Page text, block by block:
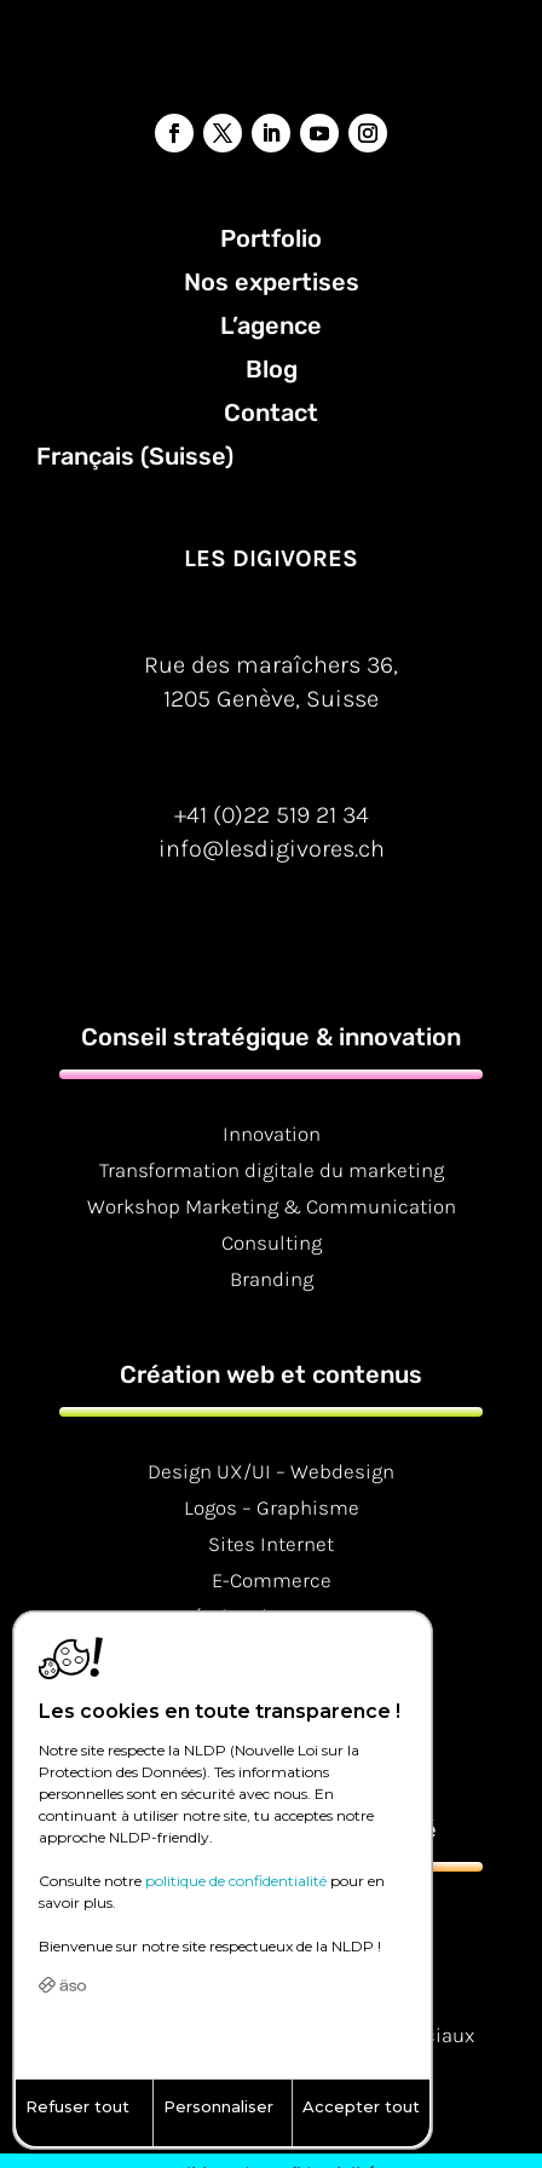
Les cookies en toute transparence !
Notre site respecte la NLDP (Nouvelle Loi sur la
Protection des Données). Tes informations
personnelles sont en sécurité avec nous. En
continuant à utiliser notre site, tu acceptes notre
approche NLDP-friendly.
Consulte notre politique de confidentialité pour en
savoir plus.
Bienvenue sur notre site respectueux de la NLDP !
Refuser tout Personnaliser Accepter tout
Portfolio
Nos expertises
L’agence
Blog
Contact
Français (Suisse)
LES DIGIVORES
Rue des maraîchers 36,
1205 Genève, Suisse
+41 (0)22 519 21 34
info@lesdigivores.ch
Conseil stratégique & innovation
Innovation
Transformation digitale du marketing
Workshop Marketing & Communication
Consulting
Branding
Création web et contenus
Design UX/UI – Webdesign
Logos – Graphisme
Sites Internet
E-Commerce
Création de contenus
Création de sites Internet à Genève
Création de sites Internet à Lausanne
Agence digitale en Valais
Marketing digital et publicité
Community management – réseaux sociaux